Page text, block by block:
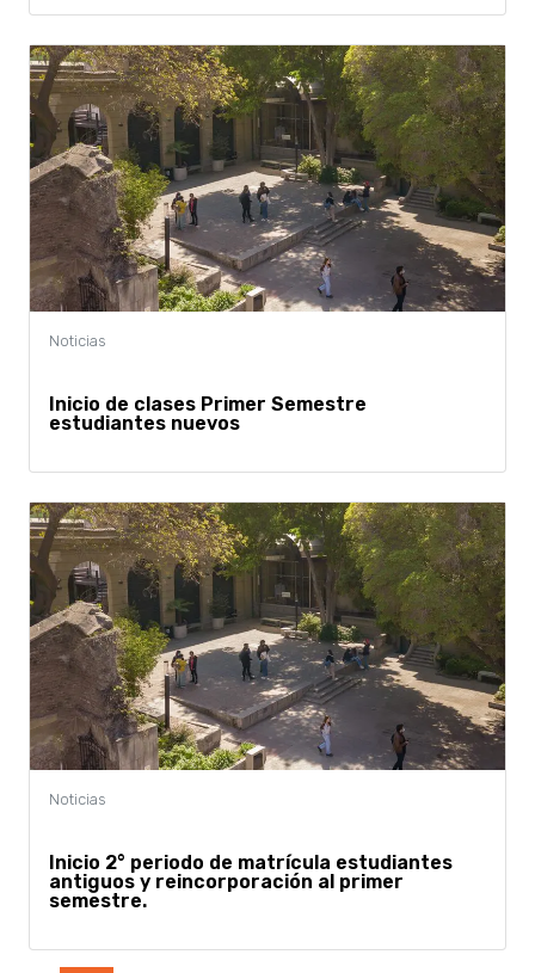
Inicio de clases Primer Semestre
estudiantes nuevos
Inicio 2° periodo de matrícula estudiantes
antiguos y reincorporación al primer
semestre.